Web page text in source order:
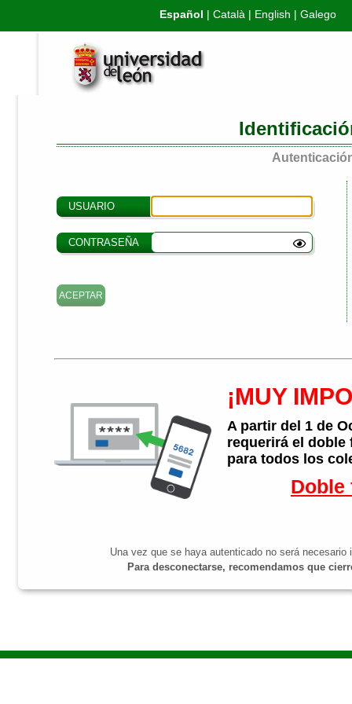
Español | Català | English | Galego
USUARIO
CONTRASEÑA
¡MUY
A partir del 1 de
requerirá el
para todos los
Doble
Una vez que se haya autenticado no será
Para desconectarse, recomendamos que